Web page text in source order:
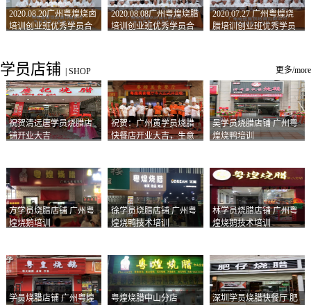
2020.08.20广州粤煌烧卤
培训创业班优秀学员合
2020.08.08广州粤煌烧腊
培训创业班优秀学员合
2020.07.27 广州粤煌烧
腊培训创业班优秀学员
学员店铺 SHOP 更多/more
祝贺清远唐学员烧腊店
铺开业大吉
祝贺：广州黄学员烧腊
快餐店开业大吉，生意
吴学员烧腊店铺 广州粤
煌烧鸭培训
方学员烧腊店铺 广州粤
煌烧鹅培训
徐学员烧腊店铺 广州粤
煌烧鸭技术培训
林学员烧腊店铺 广州粤
煌烧鹅技术培训
学员烧腊店铺 广州粤煌
粤煌烧腊中山分店
深圳学员烧腊快餐厅 肥